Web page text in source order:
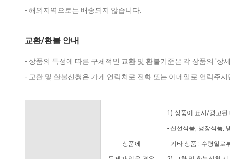
- 해외지역으로는 배송되지 않습니다.
교환/환불 안내
- 상품의 특성에 따른 구체적인 교환 및 환불기준은 각 상품의 '상
- 교환 및 환불신청은 가게 연락처로 전화 또는 이메일로 연락주
상품에
1) 상품이 표시/광고된
- 신선식품, 냉장식품,
- 기타 상품 : 수령일로